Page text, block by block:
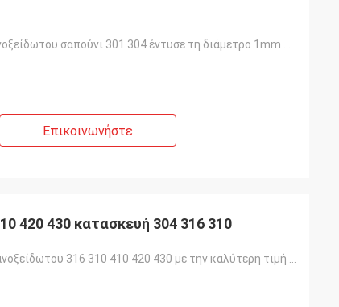
Επικοινωνήστε
420 430 κατασκευή 304 316 310